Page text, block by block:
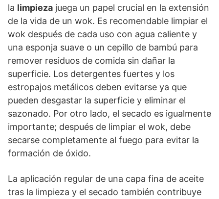
la limpieza juega un papel crucial en la extensión
de la vida de un wok. Es recomendable limpiar el
wok después de cada uso con agua caliente y
una esponja suave o un cepillo de bambú para
remover residuos de comida sin dañar la
superficie. Los detergentes fuertes y los
estropajos metálicos deben evitarse ya que
pueden desgastar la superficie y eliminar el
sazonado. Por otro lado, el secado es igualmente
importante; después de limpiar el wok, debe
secarse completamente al fuego para evitar la
formación de óxido.
La aplicación regular de una capa fina de aceite
tras la limpieza y el secado también contribuye